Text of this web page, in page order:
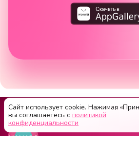
Сайт использует cookie. Нажимая
вы соглашаетесь с политикой
конфиденциальности